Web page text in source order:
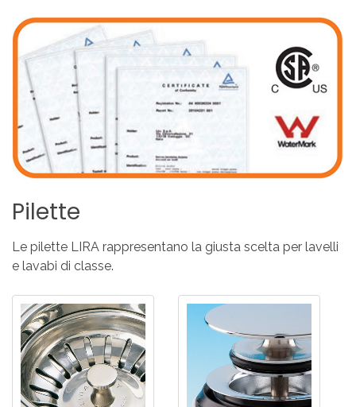
Pilette
Le pilette LIRA rappresentano la giusta scelta per lavelli
e lavabi di classe.